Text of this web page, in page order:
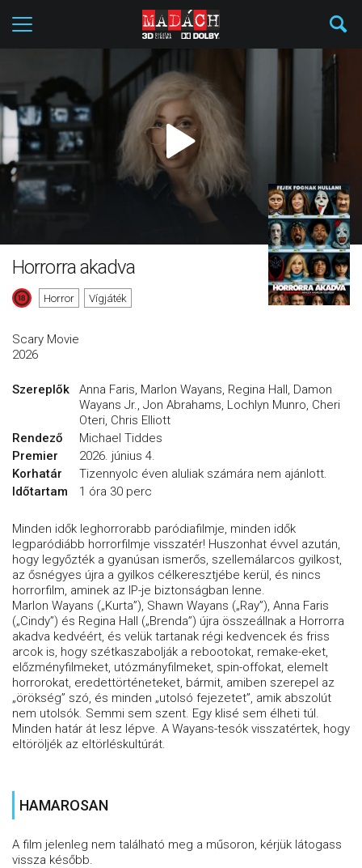
Horrorra akadva
Horror Vígjáték
Scary Movie
2026
Szereplők
Anna Faris, Marlon Wayans, Regina Hall, Damon
Wayans Jr., Jon Abrahams, Lochlyn Munro, Cheri
Oteri, Chris Elliott
Rendező
Michael Tiddes
Premier
2026. június 4.
Korhatár
Tizennyolc éven aluliak számára nem ajánlott.
Időtartam
1 óra 30 perc
Minden idők leghorrorabb paródiafilmje, minden idők
legparódiább horrorfilmje visszatér! Huszonhat évvel azután,
hogy legyőzték a gyanúsan ismerős, szellemálarcos gyilkost,
az ősnégyes újra a gyilkos célkeresztjébe kerül, és nincs
horrorfilm, aminek az IP-je biztonságban lenne.
Marlon Wayans („Kurta”), Shawn Wayans („Ray”), Anna Faris
(„Cindy”) és Regina Hall („Brenda”) újra összeállnak a Horrorra
akadva kedvéért, és velük tartanak régi kedvencek és friss
arcok is, hogy szétkaszabolják a rebootokat, remake-eket,
előzményfilmeket, utózmányfilmeket, spin-offokat, elemelt
horrorokat, eredettörténeteket, bármit, amiben szerepel az
„örökség” szó, és minden „utolsó fejezetet”, amik abszolút
nem utolsók. Semmi sem szent. Egy klisé sem élheti túl.
Minden határ át lesz lépve. A Wayans-tesók visszatértek, hogy
eltöröljék az eltörléskultúrát.
HAMAROSAN
A film jelenleg nem található meg a műsoron, kérjük látogass
vissza később.